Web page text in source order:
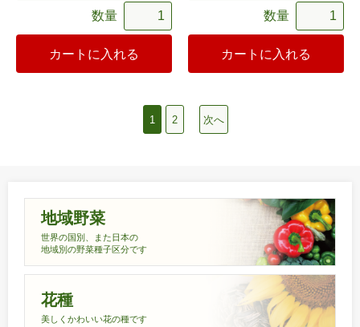
数量
カートに入れる
数量
カートに入れる
1 2 次へ
地域野菜
世界の国別、また日本の
地域別の野菜種子区分です
花種
美しくかわいい花の種です